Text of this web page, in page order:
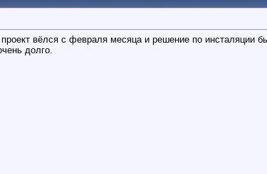
вёлся с февраля месяца и решение по инсталяции
долго.